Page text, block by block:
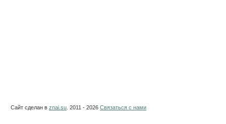
Сайт сделан в znai.su . 2011 - 2026 Связаться с нами